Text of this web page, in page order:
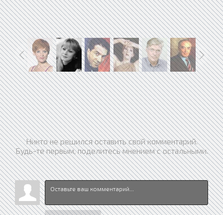
Никто не решился оставить свой комментарий.
Будь-те первым, поделитесь мнением с остальными.